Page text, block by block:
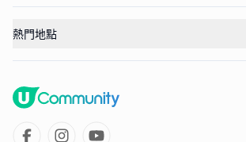
熱門地點